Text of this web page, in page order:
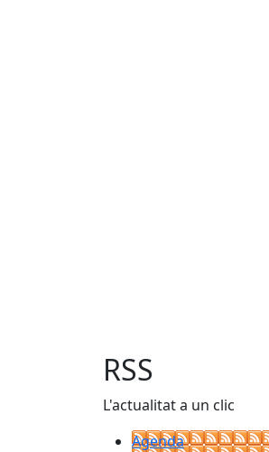
RSS
L'actualitat a un clic
Agenda